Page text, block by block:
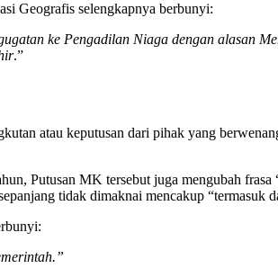
Geografis selengkapnya berbunyi:
ke Pengadilan Niaga dengan alasan
.”
atau keputusan dari pihak yang
Putusan MK tersebut juga mengubah frasa
tidak dimaknai mencakup “termasuk